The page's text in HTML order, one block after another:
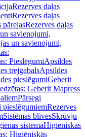
Rezerves daļas
Rezerves daļas
pārejasRezerves daļas
savienojumi,
un savienojumi,
PieslēgumiApsildes
trejgabalsApsildes
pieslēgumiGeberit
Geberit Mapress
Pārsegi
pieslēgumiemRezerves
Sistēmas blīvesSkrūvju
sistēmaHigiēniskās
Higiēniskās